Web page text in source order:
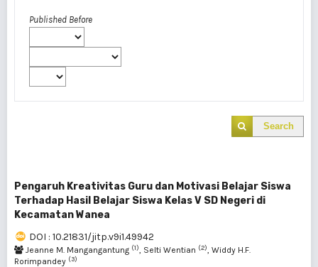
Published Before
Search
Pengaruh Kreativitas Guru dan Motivasi Belajar Siswa
Terhadap Hasil Belajar Siswa Kelas V SD Negeri di
Kecamatan Wanea
DOI : 10.21831/jitp.v9i1.49942
Jeanne M. Mangangantung (1), Selti Wentian (2), Widdy H.F.
Rorimpandey (3)